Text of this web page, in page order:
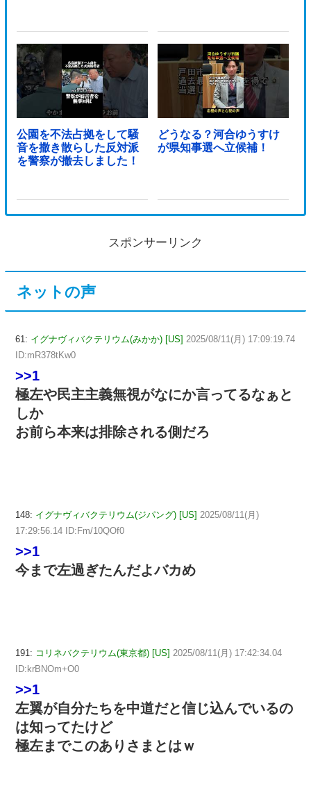
公園を不法占拠をして騒
音を撒き散らした反対派
を警察が撤去しました！
どうなる？河合ゆうすけ
が県知事選へ立候補！
スポンサーリンク
ネットの声
61: イグナヴィバクテリウム(みかか) [US] 2025/08/11(月) 17:09:19.74
ID:mR378tKw0
>>1
極左や民主主義無視がなにか言ってるなぁと
しか
お前ら本来は排除される側だろ
148: イグナヴィバクテリウム(ジパング) [US] 2025/08/11(月)
17:29:56.14 ID:Fm/10QOf0
>>1
今まで左過ぎたんだよバカめ
191: コリネバクテリウム(東京都) [US] 2025/08/11(月) 17:42:34.04
ID:krBNOm+O0
>>1
左翼が自分たちを中道だと信じ込んでいるの
は知ってたけど
極左までこのありさまとはｗ